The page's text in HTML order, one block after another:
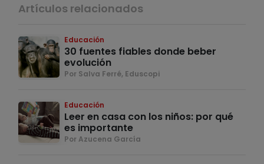
Artículos relacionados
Educación
30 fuentes fiables donde beber
evolución
Por Salva Ferré, Eduscopi
Educación
Leer en casa con los niños: por qué
es importante
Por Azucena García